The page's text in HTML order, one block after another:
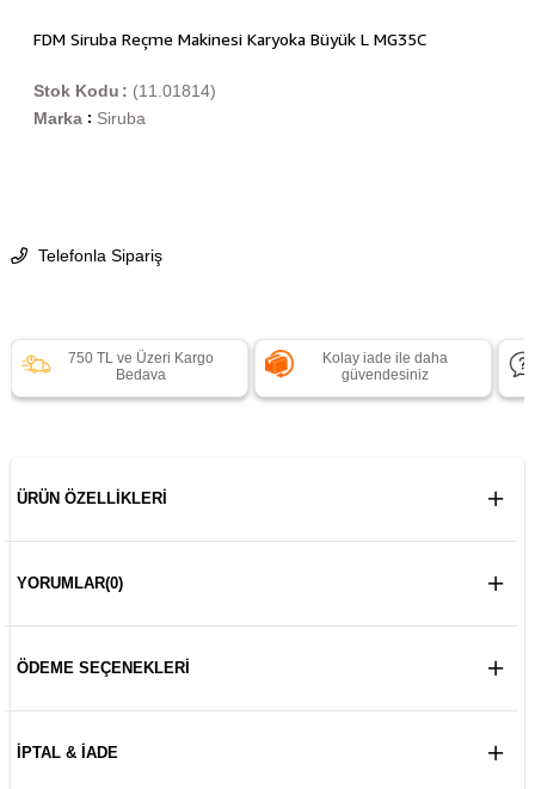
FDM Siruba Reçme Makinesi Karyoka Büyük L MG35C
(11.01814)
Stok Kodu
Marka : Siruba
Telefonla Sipariş
750 TL ve Üzeri Kargo
Bedava
Kolay iade ile daha
güvendesiniz
ÜRÜN ÖZELLIKLERI
YORUMLAR(0)
ÖDEME SEÇENEKLERI
İPTAL & İADE